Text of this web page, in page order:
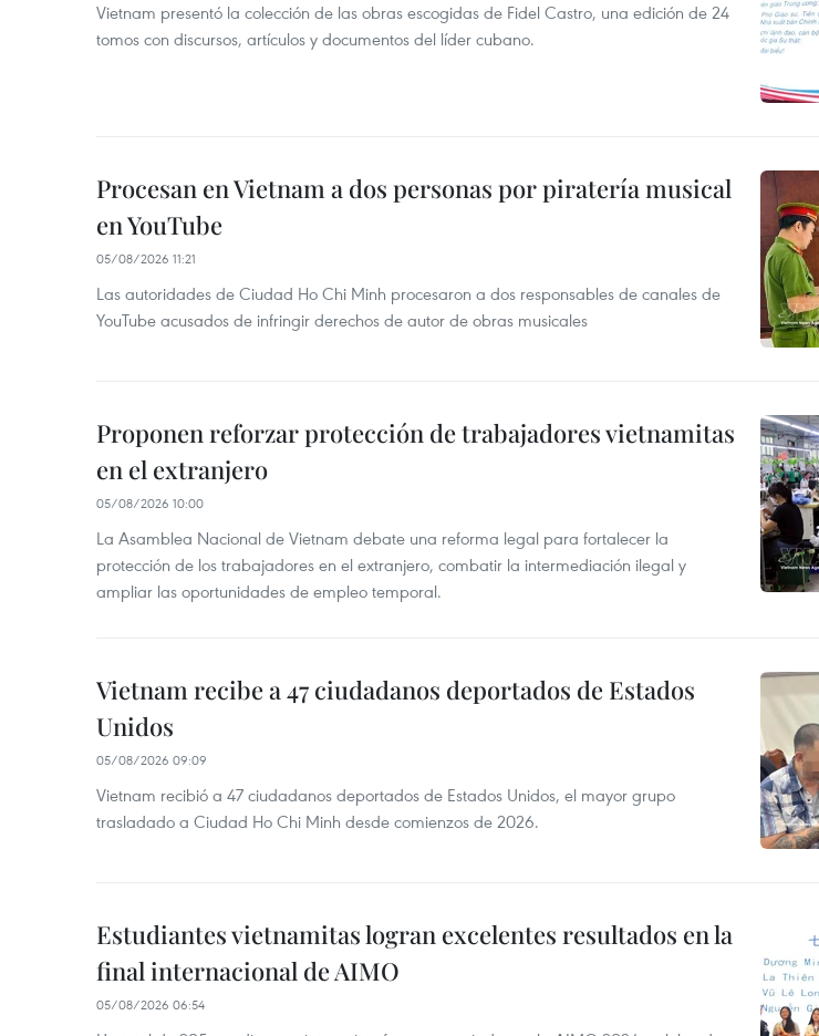
Vietnam presentó la colección de las obras escogidas de Fidel Castro, una edición de 24
tomos con discursos, artículos y documentos del líder cubano.
Procesan en Vietnam a dos personas por piratería musical
en YouTube
05/08/2026 11:21
Las autoridades de Ciudad Ho Chi Minh procesaron a dos responsables de canales de
YouTube acusados de infringir derechos de autor de obras musicales
Proponen reforzar protección de trabajadores vietnamitas
en el extranjero
05/08/2026 10:00
La Asamblea Nacional de Vietnam debate una reforma legal para fortalecer la
protección de los trabajadores en el extranjero, combatir la intermediación ilegal y
ampliar las oportunidades de empleo temporal.
Vietnam recibe a 47 ciudadanos deportados de Estados
Unidos
05/08/2026 09:09
Vietnam recibió a 47 ciudadanos deportados de Estados Unidos, el mayor grupo
trasladado a Ciudad Ho Chi Minh desde comienzos de 2026.
Estudiantes vietnamitas logran excelentes resultados en la
final internacional de AIMO
05/08/2026 06:54